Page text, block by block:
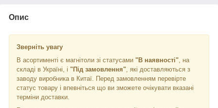
Опис
Зверніть увагу
В асортименті є магнітоли зі статусами "В наявності" , на
складі в Україні, і "Під замовлення" , які доставляються з
заводу виробника в Китаї. Перед замовленням перевірте
статус товару і впевніться що ви зможете очікувати вказані
терміни доставки.